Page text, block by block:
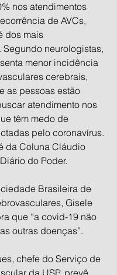
nos atendimentos
de AVCs,
dos mais
Segundo neurologistas,
menor incidência
cerebrais,
as pessoas estão
atendimento nos
têm medo de
pelo coronavírus.
da Coluna Cláudio
do Poder.
Brasileira de
Gisele
que “a covid-19 não
outras doenças”.
chefe do Serviço de
da USP, prevê